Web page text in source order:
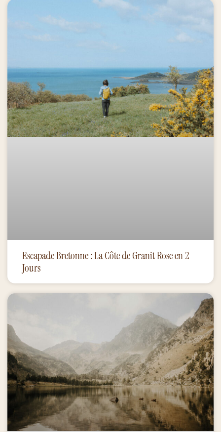
Escapade Bretonne : La Côte de Granit Rose en 2
Jours